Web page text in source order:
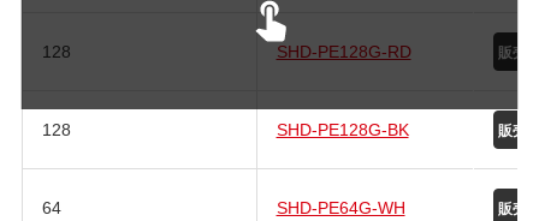
128 SHD-PE128G-RD
128 SHD-PE128G-BK
64 SHD-PE64G-WH